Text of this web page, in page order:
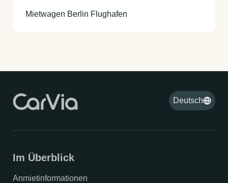
Mietwagen Berlin Flughafen
Deutsch
Im Überblick
Anmietinformationen